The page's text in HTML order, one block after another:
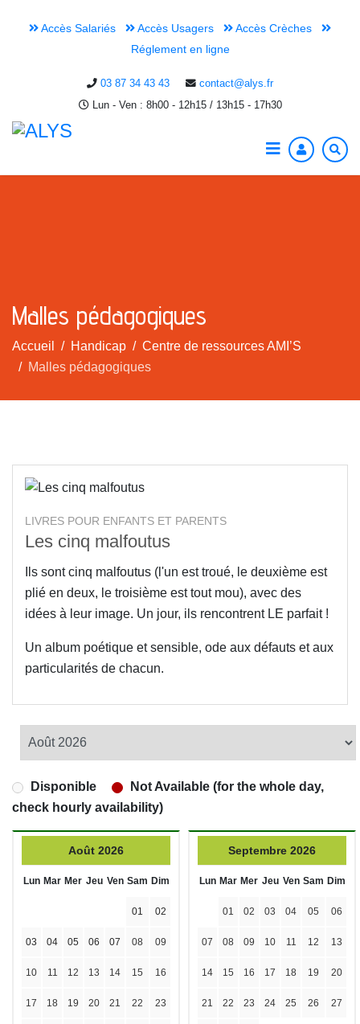
Accès Salariés Accès Usagers
Accès Crèches
Réglement en ligne
03 87 34 43 43
contact@alys.fr
Lun - Ven : 8h00 - 12h15 / 13h15 - 17h30
Malles pédagogiques
Accueil Handicap
Centre de ressources AMI’S
Malles pédagogiques
LIVRES POUR ENFANTS ET PARENTS
Les cinq malfoutus
Ils sont cinq malfoutus (l'un est troué, le deuxième est
plié en deux, le troisième est tout mou), avec des
idées à leur image. Un jour, ils rencontrent LE parfait !
Un album poétique et sensible, ode aux défauts et aux
particularités de chacun.
Disponible
Not Available (for the whole day,
check hourly availability)
Août 2026
Lun Mar Mer Jeu Ven Sam Dim
01 02
03 04 05 06 07 08 09
10 11 12 13 14 15 16
17 18 19 20 21 22 23
Septembre 2026
Lun Mar Mer Jeu Ven Sam Dim
01 02 03 04 05 06
07 08 09 10 11 12 13
14 15 16 17 18 19 20
21 22 23 24 25 26 27